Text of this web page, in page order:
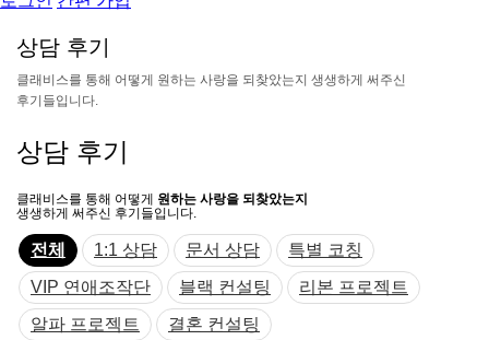
상담 후기
클래 비 스를 통해 어 떻게 원하는 사랑을 되 찾았는지 생생하게 써 주신
후기 들입 니 다.
상담 후기
클래비스를 통해 어떻게 원하는 사랑을 되찾았는지
생생하게 써주신 후기들입니다.
전체 1:1 상담 문서 상담
특별 코칭
VIP 연애조작단
블랙 컨설팅
리본 프로젝트
알파 프로젝트
결혼 컨설팅